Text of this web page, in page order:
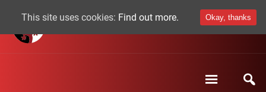
This site uses cookies: Find out more. Okay, thanks